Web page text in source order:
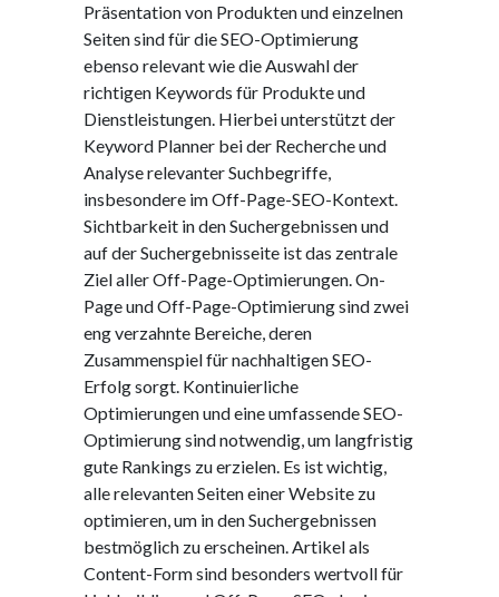
Präsentation von Produkten und einzelnen
Seiten sind für die SEO-Optimierung
ebenso relevant wie die Auswahl der
richtigen Keywords für Produkte und
Dienstleistungen. Hierbei unterstützt der
Keyword Planner bei der Recherche und
Analyse relevanter Suchbegriffe,
insbesondere im Off-Page-SEO-Kontext.
Sichtbarkeit in den Suchergebnissen und
auf der Suchergebnisseite ist das zentrale
Ziel aller Off-Page-Optimierungen. On-
Page und Off-Page-Optimierung sind zwei
eng verzahnte Bereiche, deren
Zusammenspiel für nachhaltigen SEO-
Erfolg sorgt. Kontinuierliche
Optimierungen und eine umfassende SEO-
Optimierung sind notwendig, um langfristig
gute Rankings zu erzielen. Es ist wichtig,
alle relevanten Seiten einer Website zu
optimieren, um in den Suchergebnissen
bestmöglich zu erscheinen. Artikel als
Content-Form sind besonders wertvoll für